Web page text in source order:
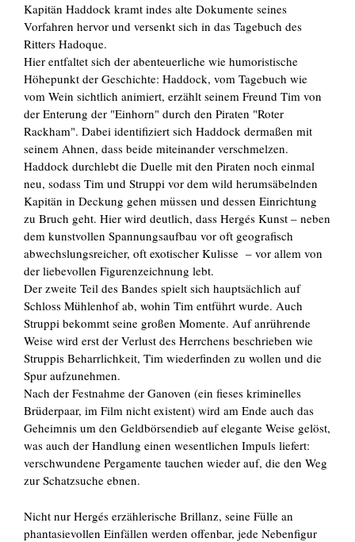
Kapitän Haddock kramt indes alte Dokumente seines
Vorfahren hervor und versenkt sich in das Tagebuch des
Ritters Hadoque.
Hier entfaltet sich der abenteuerliche wie humoristische
Höhepunkt der Geschichte: Haddock, vom Tagebuch wie
vom Wein sichtlich animiert, erzählt seinem Freund Tim von
der Enterung der "Einhorn" durch den Piraten "Roter
Rackham". Dabei identifiziert sich Haddock dermaßen mit
seinem Ahnen, dass beide miteinander verschmelzen.
Haddock durchlebt die Duelle mit den Piraten noch einmal
neu, sodass Tim und Struppi vor dem wild herumsäbelnden
Kapitän in Deckung gehen müssen und dessen Einrichtung
zu Bruch geht. Hier wird deutlich, dass Hergés Kunst – neben
dem kunstvollen Spannungsaufbau vor oft geografisch
abwechslungsreicher, oft exotischer Kulisse – vor allem von
der liebevollen Figurenzeichnung lebt.
Der zweite Teil des Bandes spielt sich hauptsächlich auf
Schloss Mühlenhof ab, wohin Tim entführt wurde. Auch
Struppi bekommt seine großen Momente. Auf anrührende
Weise wird erst der Verlust des Herrchens beschrieben wie
Struppis Beharrlichkeit, Tim wiederfinden zu wollen und die
Spur aufzunehmen.
Nach der Festnahme der Ganoven (ein fieses kriminelles
Brüderpaar, im Film nicht existent) wird am Ende auch das
Geheimnis um den Geldbörsendieb auf elegante Weise gelöst,
was auch der Handlung einen wesentlichen Impuls liefert:
verschwundene Pergamente tauchen wieder auf, die den Weg
zur Schatzsuche ebnen.
Nicht nur Hergés erzählerische Brillanz, seine Fülle an
phantasievollen Einfällen werden offenbar, jede Nebenfigur